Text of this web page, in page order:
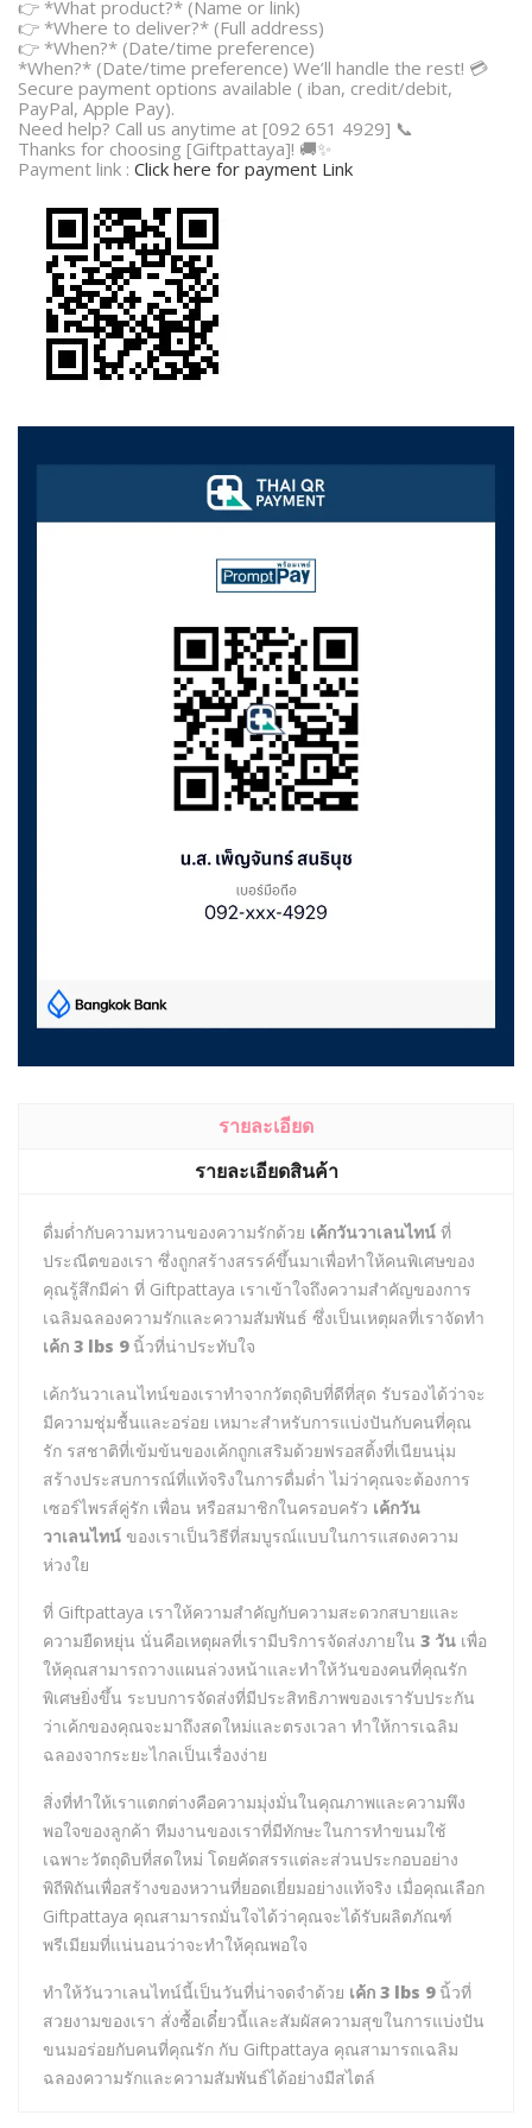
👉 *What product?* (Name or link)
👉 *Where to deliver?* (Full address)
👉 *When?* (Date/time preference)
*When?* (Date/time preference) We’ll handle the rest! 💳
Secure payment options available ( iban, credit/debit,
PayPal, Apple Pay).
Need help? Call us anytime at [092 651 4929] 📞
Thanks for choosing [Giftpattaya]! 🚚✨
Payment link : Click here for payment Link
รายละเอียด
รายละเอียดสินค้า
ดื่มด่ำกับความหวานของความรักด้วย เค้กวันวาเลนไทน์ ที่
ประณีตของเรา ซึ่งถูกสร้างสรรค์ขึ้นมาเพื่อทำให้คนพิเศษของ
คุณรู้สึกมีค่า ที่ Giftpattaya เราเข้าใจถึงความสำคัญของการ
เฉลิมฉลองความรักและความสัมพันธ์ ซึ่งเป็นเหตุผลที่เราจัดทำ
เค้ก 3 lbs 9นิ้วที่น่าประทับใจ
เค้กวันวาเลนไทน์ของเราทำจากวัตถุดิบที่ดีที่สุด รับรองได้ว่าจะ
มีความชุ่มชื้นและอร่อย เหมาะสำหรับการแบ่งปันกับคนที่คุณ
รัก รสชาติที่เข้มข้นของเค้กถูกเสริมด้วยฟรอสติ้งที่เนียนนุ่ม
สร้างประสบการณ์ที่แท้จริงในการดื่มด่ำ ไม่ว่าคุณจะต้องการ
เซอร์ไพรส์คู่รัก เพื่อน หรือสมาชิกในครอบครัว เค้กวัน
วาเลนไทน์ ของเราเป็นวิธีที่สมบูรณ์แบบในการแสดงความ
ห่วงใย
ที่ Giftpattaya เราให้ความสำคัญกับความสะดวกสบายและ
ความยืดหยุ่น นั่นคือเหตุผลที่เรามีบริการจัดส่งภายใน 3 วัน เพื่อ
ให้คุณสามารถวางแผนล่วงหน้าและทำให้วันของคนที่คุณรัก
พิเศษยิ่งขึ้น ระบบการจัดส่งที่มีประสิทธิภาพของเรารับประกัน
ว่าเค้กของคุณจะมาถึงสดใหม่และตรงเวลา ทำให้การเฉลิม
ฉลองจากระยะไกลเป็นเรื่องง่าย
สิ่งที่ทำให้เราแตกต่างคือความมุ่งมั่นในคุณภาพและความพึง
พอใจของลูกค้า ทีมงานของเราที่มีทักษะในการทำขนมใช้
เฉพาะวัตถุดิบที่สดใหม่ โดยคัดสรรแต่ละส่วนประกอบอย่าง
พิถีพิถันเพื่อสร้างของหวานที่ยอดเยี่ยมอย่างแท้จริง เมื่อคุณเลือก
Giftpattaya คุณสามารถมั่นใจได้ว่าคุณจะได้รับผลิตภัณฑ์
พรีเมียมที่แน่นอนว่าจะทำให้คุณพอใจ
ทำให้วันวาเลนไทน์นี้เป็นวันที่น่าจดจำด้วย เค้ก 3 lbs 9นิ้วที่
สวยงามของเรา สั่งซื้อเดี๋ยวนี้และสัมผัสความสุขในการแบ่งปัน
ขนมอร่อยกับคนที่คุณรัก กับ Giftpattaya คุณสามารถเฉลิม
ฉลองความรักและความสัมพันธ์ได้อย่างมีสไตล์